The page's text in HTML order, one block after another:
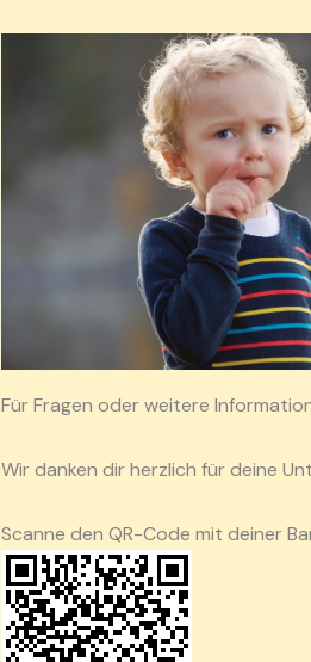
Für Fragen oder weitere
Wir danken dir herzlich für deine
Scanne den QR-Code mit deiner